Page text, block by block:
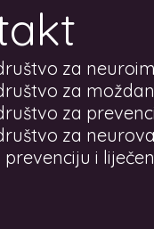
za
za
za
za
i